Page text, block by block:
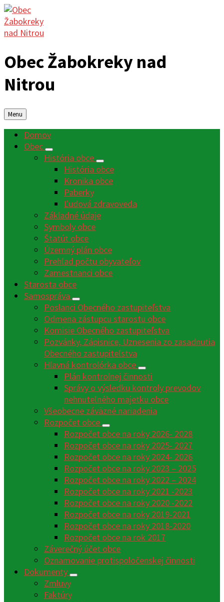
Obec Žabokreky nad
Nitrou
Menu
Domov
Obec
História obce
História obce
Kronika obce
Paberky
Ľudová zdravoveda
Základné údaje
Symboly obce
Štatút obce
Územný plán obce
Prehľad počtu obyvateľov
Zamestnanci obce
Starosta obce
Samospráva
Poslanci Obecného zastupiteľstva
Odmena zástupcu starostu obce
Komisie Obecného zastupiteľstva
Pozvánky, Zápisnice, Uznesenia zo zasadnutia
Obecného zastupiteľstva
Hlavná kontrolórka obce
Plán kontrolnej činnosti
Správy o výsledku kontroly prevodov
nehnuteľného majetku obce
Všeobecne záväzné nariadenia
Rozpočet obce
Rozpočet obce na roky 2026- 2028
Rozpočet obce na roky 2025- 2027
Rozpočet obce na roky 2024- 2026
Rozpočet obce na roky 2023 – 2025
Rozpočet obce na roky 2022 – 2024
Rozpočet obce na roky 2021 -2023
Rozpočet obce na roky 2020 -2022
Rozpočet obce na roky 2019-2021
Rozpočet obce na roky 2018-2020
Rozpočet obce na rok 2017
Záverečný účet obce
Oznamovanie protispoločenskej činnosti
Dokumenty
Zmluvy
Faktúry